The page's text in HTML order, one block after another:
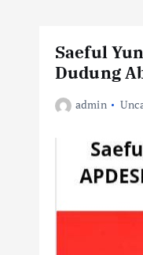
Saeful
Dudung
admin